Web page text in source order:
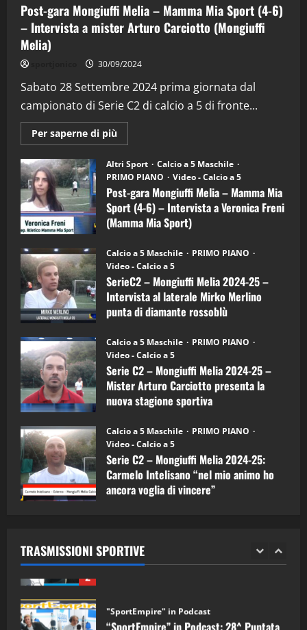
Post-gara Mongiuffi Melia – Mamma Mia Sport (4-6)
– Intervista a mister Arturo Carciotto (Mongiuffi
Melia)
30/09/2024
Sabato 28 Settembre 2024 prima giornata dal
campionato di Serie C2 di calcio a 5 di fronte...
Per saperne di più
informazioni
Post-
gara
Mongiuffi
Melia
–
Mamma
Mia
Sport
6)
–
Intervista
a
mister
Arturo
Carciotto
(Mongiuffi
Altri Sport
Calcio a 5 Maschile
PRIMO PIANO
Video - Calcio a 5
Post-gara Mongiuffi Melia – Mamma Mia
Sport (4-6) – Intervista a Veronica Freni
(Mamma Mia Sport)
Calcio a 5 Maschile
PRIMO PIANO
Video - Calcio a 5
SerieC2 – Mongiuffi Melia 2024-25 –
Intervista al laterale Mirko Merlino
punta di diamante rossoblù
Calcio a 5 Maschile
PRIMO PIANO
Video - Calcio a 5
Serie C2 – Mongiuffi Melia 2024-25 –
Mister Arturo Carciotto presenta la
nuova stagione sportiva
Calcio a 5 Maschile
PRIMO PIANO
Video - Calcio a 5
Serie C2 – Mongiuffi Melia 2024-25:
Carmelo Intelisano “nel mio animo ho
ancora voglia di vincere”
TRASMISSIONI SPORTIVE
2
“SportEmpire” in Podcast: 29^ Puntata
(Martedi 28 Aprile 2026)
28/04/2026
3
"SportEmpire" in Podcast
“SportEmpire” in Podcast: 28^ Puntata
(Martedi 21 Aprile 2026)
21/04/2026
4
“SportEmpire” in Podcast: 27^ Puntata
(Martedi 14 Aprile 2026)
15/04/2026
5
“SportEmpire” in Podcast: 26^ Puntata
(Martedi 07 Aprile 2026)
08/04/2026
1
“SportEmpire” in Podcast: 30^ Puntata
(Martedi 05 Maggio 2026)
08/05/2026
2 28/04/2026
“SportEmpire” in Podcast: 28^ Puntata
(Martedi 21 Aprile 2026)